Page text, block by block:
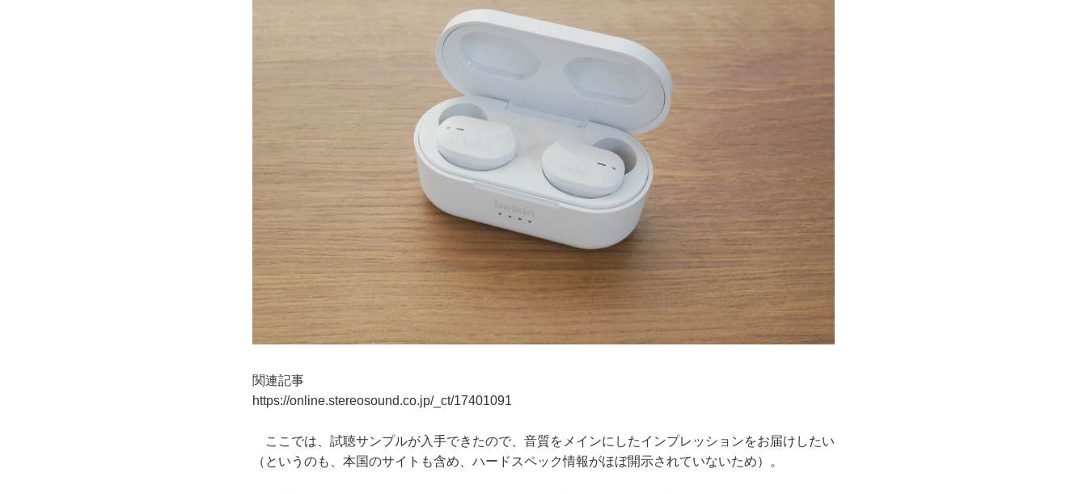
関連記事
https://online.stereosound.co.jp/_ct/17401091
ここでは、試聴サンプルが入手できたので、音質をメインにしたインプレッションをお届けしたい
（というのも、本国のサイトも含め、ハードスペック情報がほぼ開示されていないため）。